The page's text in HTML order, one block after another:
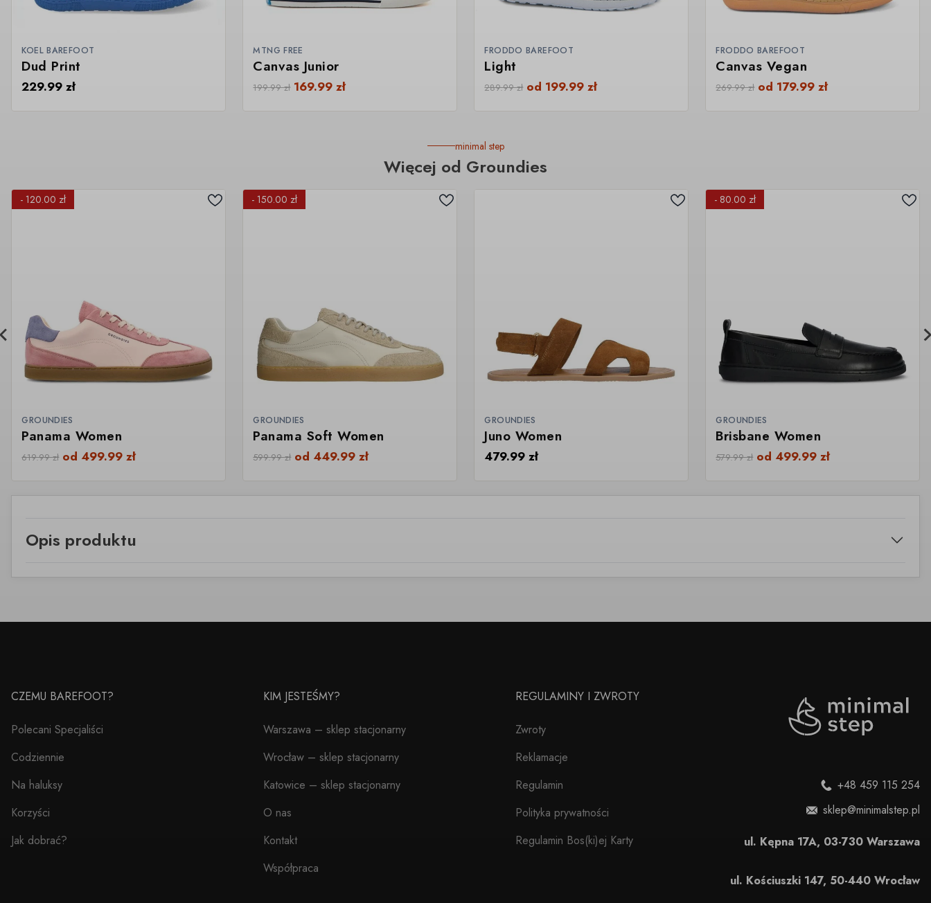
KOEL BAREFOOT
Dud Print
229.99zł
MTNG FREE
Canvas Junior
199.99zł 169.99zł
FRODDO BAREFOOT
Light
289.99zł od 199.99zł
FRODDO BAREFOOT
Canvas Vegan
269.99zł od 179.99zł
minimal step
Więcej od Groundies
- 120.00 zł
GROUNDIES
Panama Women
619.99zł od 499.99zł
- 150.00 zł
GROUNDIES
Panama Soft Women
599.99zł od 449.99zł
GROUNDIES
Juno Women
479.99zł
- 80.00 zł
GROUNDIES
Brisbane Women
579.99zł od 499.99zł
Opis produktu
CZEMU BAREFOOT?
Polecani Specjaliści
Codziennie
Na haluksy
Korzyści
Jak dobrać?
KIM JESTEŚMY?
Warszawa – sklep stacjonarny
Wrocław – sklep stacjonarny
Katowice – sklep stacjonarny
O nas
Kontakt
Współpraca
REGULAMINY I ZWROTY
Zwroty
Reklamacje
Regulamin
Polityka prywatności
Regulamin Bos(ki)ej Karty
+48 459 115 254
sklep@minimalstep.pl
ul. Kępna 17A, 03-730 Warszawa
ul. Kościuszki 147, 50-440 Wrocław